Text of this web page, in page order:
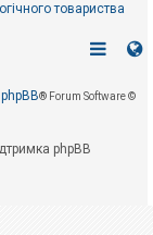
товариства
phpBB® Forum Software ©
phpBB